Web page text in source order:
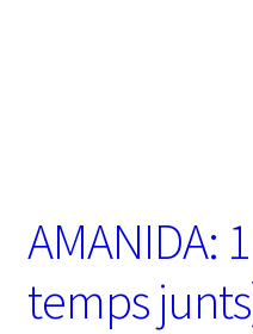
AMANIDA:
temps